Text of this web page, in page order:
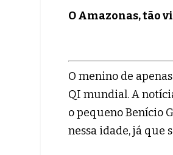
O Amazonas, tão
O menino de
QI mundial. A
o pequeno Benício
nessa idade, já que